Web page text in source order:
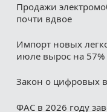
Продажи
почти вдвое
Импорт новых
июле вырос на 57%
Закон о цифровых
ФАС в 2026 году